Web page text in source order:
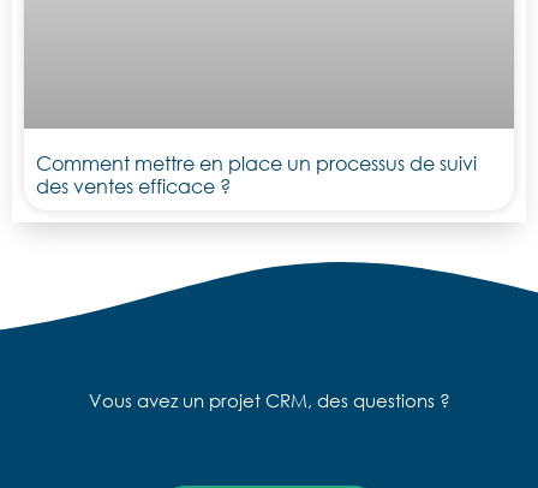
Comment mettre en place un processus de suivi
des ventes efficace ?
Vous avez un projet CRM, des questions ?